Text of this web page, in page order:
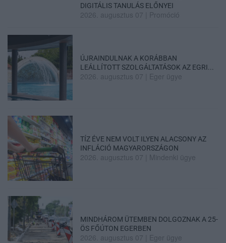
DIGITÁLIS TANULÁS ELŐNYEI
2026. augusztus 07 Promóció
ÚJRAINDULNAK A KORÁBBAN
LEÁLLÍTOTT SZOLGÁLTATÁSOK AZ EGRI...
2026. augusztus 07 Eger ügye
TÍZ ÉVE NEM VOLT ILYEN ALACSONY AZ
INFLÁCIÓ MAGYARORSZÁGON
2026. augusztus 07 Mindenki ügye
MINDHÁROM ÜTEMBEN DOLGOZNAK A 25-
ÖS FŐÚTON EGERBEN
2026. augusztus 07 Eger ügye